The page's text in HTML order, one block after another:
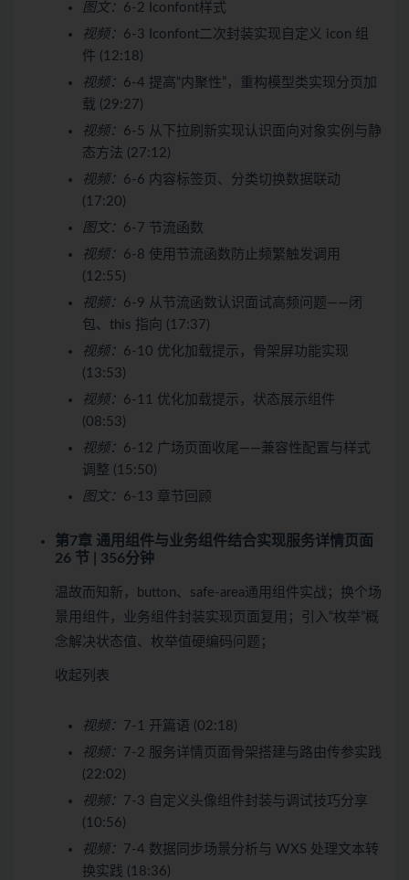
图文： 6-2 Iconfont样式
视频： 6-3 Iconfont二次封装实现自定义 icon 组
件 (12:18)
视频： 6-4 提高“内聚性”，重构模型类实现分页加
载 (29:27)
视频： 6-5 从下拉刷新实现认识面向对象实例与静
态方法 (27:12)
视频： 6-6 内容标签页、分类切换数据联动
(17:20)
图文： 6-7 节流函数
视频： 6-8 使用节流函数防止频繁触发调用
(12:55)
视频： 6-9 从节流函数认识面试高频问题——闭
包、this 指向 (17:37)
视频： 6-10 优化加载提示，骨架屏功能实现
(13:53)
视频： 6-11 优化加载提示，状态展示组件
(08:53)
视频： 6-12 广场页面收尾——兼容性配置与样式
调整 (15:50)
图文： 6-13 章节回顾
第7章 通用组件与业务组件结合实现服务详情页面
26 节 | 356分钟
温故而知新，button、safe-area通用组件实战；换个场
景用组件，业务组件封装实现页面复用；引入“枚举”概
念解决状态值、枚举值硬编码问题；
收起列表
视频：
7-1 开篇语 (02:18)
视频：
7-2 服务详情页面骨架搭建与路由传参实践
(22:02)
视频：
7-3 自定义头像组件封装与调试技巧分享
(10:56)
视频：
7-4 数据同步场景分析与 WXS 处理文本转
换实践 (18:36)